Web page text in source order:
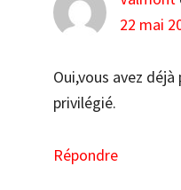
22 mai
Oui,vous avez
privilégié.
Répondre